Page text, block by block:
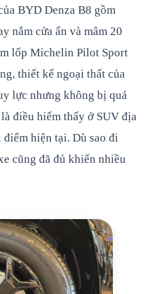
BYD Denza B8 gồm
nắm cửa ẩn và mâm 20
lốp Michelin Pilot Sport
thiết kế ngoại thất của
lực nhưng không bị quá
điều hiếm thấy ở SUV địa
hiện tại. Dù sao đi
cũng đã đủ khiến nhiều